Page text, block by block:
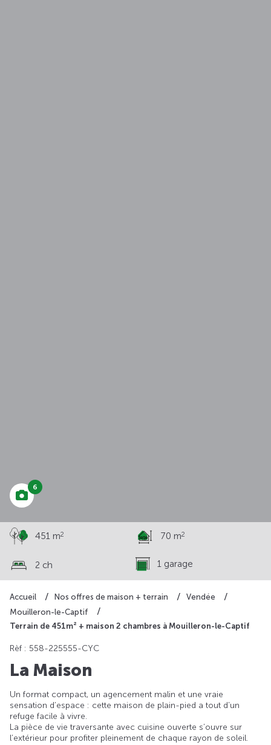
Accueil Nos offres de maison + terrain
Vendée
Mouilleron-le-Captif
Terrain de 451m² + maison 2 chambres à Mouilleron-le-Captif
6
451 m2 70 m2
2 ch 1 garage
Rèf : 558-225555-CYC
La Maison
Un format compact, un agencement malin et une vraie
sensation d’espace : cette maison de plain-pied a tout d’un
refuge facile à vivre.
La pièce de vie traversante avec cuisine ouverte s’ouvre sur
l’extérieur pour profiter pleinement de chaque rayon de soleil.